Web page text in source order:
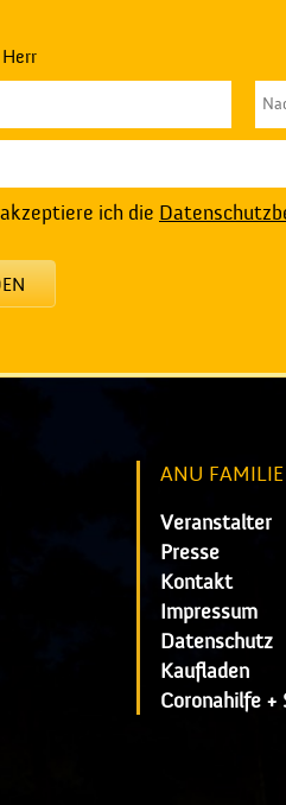
Herr
ich die
ANU FAMILIE
Veranstalter
Presse
Kontakt
Impressum
Datenschutz
Kaufladen
Coronahilfe +